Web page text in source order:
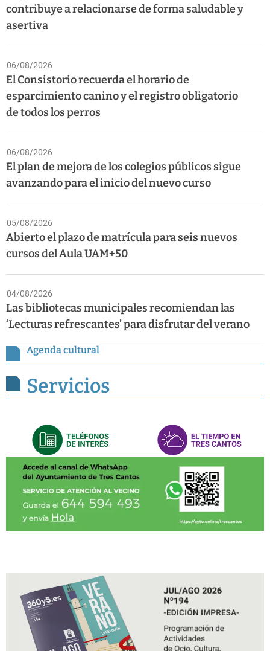
contribuye a relacionarse de forma saludable y
asertiva
06/08/2026
El Consistorio recuerda el horario de
esparcimiento canino y el registro obligatorio
de todos los perros
06/08/2026
El plan de mejora de los colegios públicos sigue
avanzando para el inicio del nuevo curso
05/08/2026
Abierto el plazo de matrícula para seis nuevos
cursos del Aula UAM+50
04/08/2026
Las bibliotecas municipales recomiendan las
‘Lecturas refrescantes’ para disfrutar del verano
Agenda cultural
Servicios